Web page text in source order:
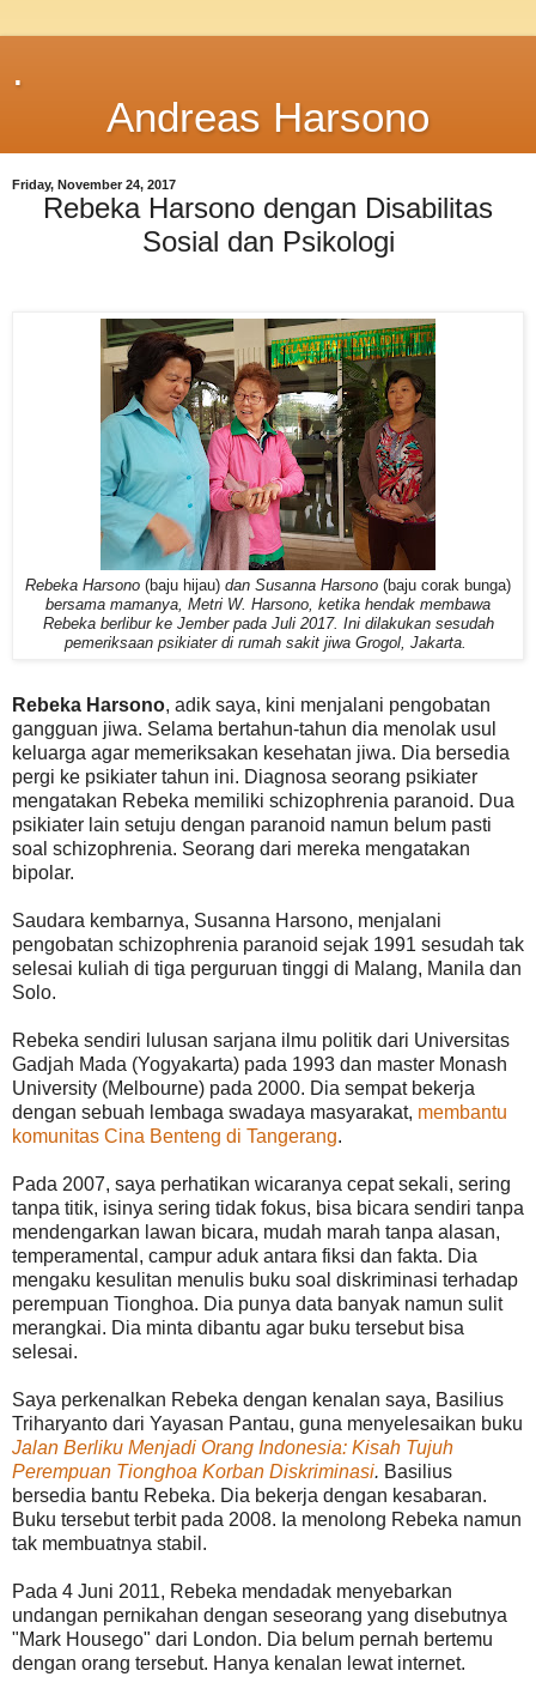
.
Andreas Harsono
Friday, November 24, 2017
Rebeka Harsono dengan Disabilitas
Sosial dan Psikologi
Rebeka Harsono (baju hijau) dan Susanna Harsono (baju corak bunga)
bersama mamanya, Metri W. Harsono, ketika hendak membawa
Rebeka berlibur ke Jember pada Juli 2017. Ini dilakukan sesudah
pemeriksaan psikiater di rumah sakit jiwa Grogol, Jakarta.
Rebeka Harsono, adik saya, kini menjalani pengobatan
gangguan jiwa. Selama bertahun-tahun dia menolak usul
keluarga agar memeriksakan kesehatan jiwa. Dia bersedia
pergi ke psikiater tahun ini. Diagnosa seorang psikiater
mengatakan Rebeka memiliki schizophrenia paranoid. Dua
psikiater lain setuju dengan paranoid namun belum pasti
soal schizophrenia. Seorang dari mereka mengatakan
bipolar.
Saudara kembarnya, Susanna Harsono, menjalani
pengobatan schizophrenia paranoid sejak 1991 sesudah tak
selesai kuliah di tiga perguruan tinggi di Malang, Manila dan
Solo.
Rebeka sendiri lulusan sarjana ilmu politik dari Universitas
Gadjah Mada (Yogyakarta) pada 1993 dan master Monash
University (Melbourne) pada 2000. Dia sempat bekerja
dengan sebuah lembaga swadaya masyarakat, membantu
komunitas Cina Benteng di Tangerang.
Pada 2007, saya perhatikan wicaranya cepat sekali, sering
tanpa titik, isinya sering tidak fokus, bisa bicara sendiri tanpa
mendengarkan lawan bicara, mudah marah tanpa alasan,
temperamental, campur aduk antara fiksi dan fakta. Dia
mengaku kesulitan menulis buku soal diskriminasi terhadap
perempuan Tionghoa. Dia punya data banyak namun sulit
merangkai. Dia minta dibantu agar buku tersebut bisa
selesai.
Saya perkenalkan Rebeka dengan kenalan saya, Basilius
Triharyanto dari Yayasan Pantau, guna menyelesaikan buku
Jalan Berliku Menjadi Orang Indonesia: Kisah Tujuh
Perempuan Tionghoa Korban Diskriminasi. Basilius
bersedia bantu Rebeka. Dia bekerja dengan kesabaran.
Buku tersebut terbit pada 2008. Ia menolong Rebeka namun
tak membuatnya stabil.
Pada 4 Juni 2011, Rebeka mendadak menyebarkan
undangan pernikahan dengan seseorang yang disebutnya
"Mark Housego" dari London. Dia belum pernah bertemu
dengan orang tersebut. Hanya kenalan lewat internet.